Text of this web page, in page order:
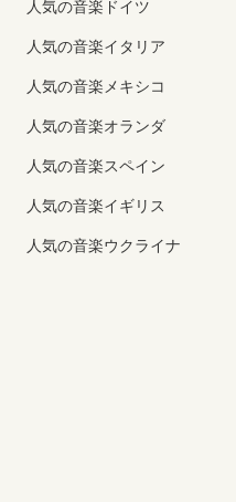
人気の音楽ドイツ
人気の音楽イタリア
人気の音楽メキシコ
人気の音楽オランダ
人気の音楽スペイン
人気の音楽イギリス
人気の音楽ウクライナ